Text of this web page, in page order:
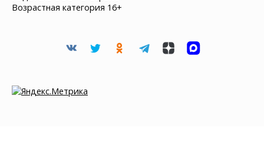
Возрастная категория 16+